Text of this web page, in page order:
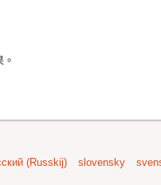
(Russkij) slovensky